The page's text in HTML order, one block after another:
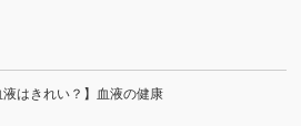
液はきれい？】血液の健康